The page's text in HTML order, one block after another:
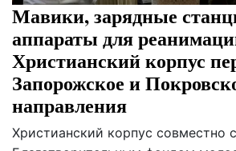
Мавики, зарядные
аппараты для
Христианский корпус
Запорожское и
направления
Христианский корпус совместно с